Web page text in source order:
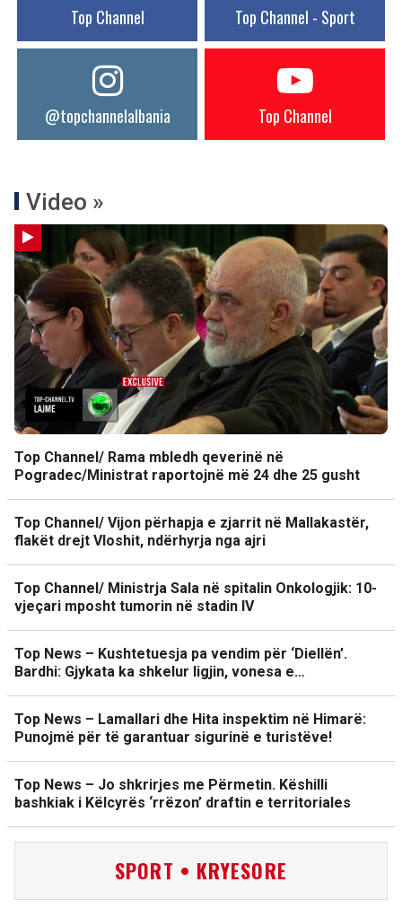
Top Channel Top Channel - Sport
@topchannelalbania Top Channel
Video »
Top Channel/ Rama mbledh qeverinë në
Pogradec/Ministrat raportojnë më 24 dhe 25 gusht
Top Channel/ Vijon përhapja e zjarrit në Mallakastër,
flakët drejt Vloshit, ndërhyrja nga ajri
Top Channel/ Ministrja Sala në spitalin Onkologjik: 10-
vjeçari mposht tumorin në stadin IV
Top News – Kushtetuesja pa vendim për ‘Diellën’.
Bardhi: Gjykata ka shkelur ligjin, vonesa e…
Top News – Lamallari dhe Hita inspektim në Himarë:
Punojmë për të garantuar sigurinë e turistëve!
Top News – Jo shkrirjes me Përmetin. Këshilli
bashkiak i Këlcyrës ‘rrëzon’ draftin e territoriales
SPORT • KRYESORE